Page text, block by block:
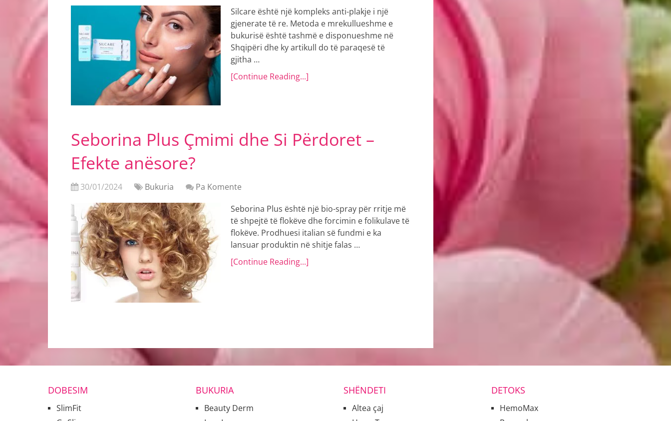
Silcare është një kompleks anti-plakje i një
gjenerate të re. Metoda e mrekullueshme e
bukurisë është tashmë e disponueshme në
Shqipëri dhe ky artikull do të paraqesë të
gjitha …
[Continue Reading...]
Seborina Plus Çmimi dhe Si Përdoret –
Efekte anësore?
30/01/2024 Bukuria
Pa Komente
Seborina Plus është një bio-spray për rritje më
të shpejtë të flokëve dhe forcimin e folikulave të
flokëve. Prodhuesi italian së fundmi e ka
lansuar produktin në shitje falas …
[Continue Reading...]
DOBESIM
SlimFit
BUKURIA
Beauty Derm
SHËNDETI
Altea çaj
DETOKS
HemoMax